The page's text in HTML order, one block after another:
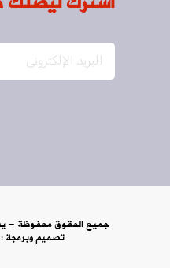
جميع الحقوق محفوظة -
تصميم وبرمجة :